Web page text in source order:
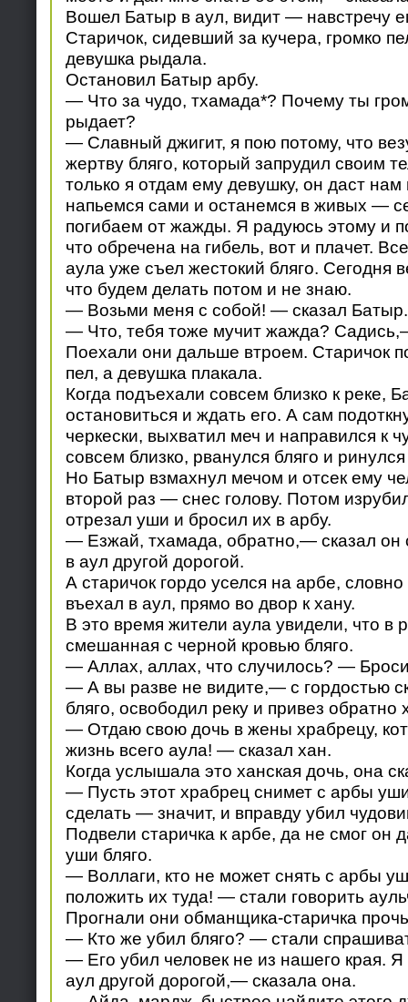
Вошел Батыр в аул, видит — навстречу
Старичок, сидевший за кучера, громко
девушка рыдала.
Остановил Батыр арбу.
— Что за чудо, тхамада*? Почему ты
рыдает?
— Славный джигит, я пою потому, что
жертву бляго, который запрудил своим
только я отдам ему девушку, он даст
напьемся сами и останемся в живых —
погибаем от жажды. Я радуюсь этому и
что обречена на гибель, вот и плачет.
аула уже съел жестокий бляго. Сегодня
что будем делать потом и не знаю.
— Возьми меня с собой! — сказал Батыр.
— Что, тебя тоже мучит жажда?
Поехали они дальше втроем. Старичок
пел, а девушка плакала.
Когда подъехали совсем близко к реке,
остановиться и ждать его. А сам
черкески, выхватил меч и направился к
совсем близко, рванулся бляго и
Но Батыр взмахнул мечом и отсек ему
второй раз — снес голову. Потом
отрезал уши и бросил их в арбу.
— Езжай, тхамада, обратно,— сказал он
в аул другой дорогой.
А старичок гордо уселся на арбе,
въехал в аул, прямо во двор к хану.
В это время жители аула увидели, что в
смешанная с черной кровью бляго.
— Аллах, аллах, что случилось? —
— А вы разве не видите,— с гордостью
бляго, освободил реку и привез обратно
— Отдаю свою дочь в жены храбрецу,
жизнь всего аула! — сказал хан.
Когда услышала это ханская дочь, она
— Пусть этот храбрец снимет с арбы
сделать — значит, и вправду убил
Подвели старичка к арбе, да не смог он
уши бляго.
— Воллаги, кто не может снять с арбы
положить их туда! — стали говорить
Прогнали они обманщика-старичка
— Кто же убил бляго? — стали
— Его убил человек не из нашего края.
аул другой дорогой,— сказала она.